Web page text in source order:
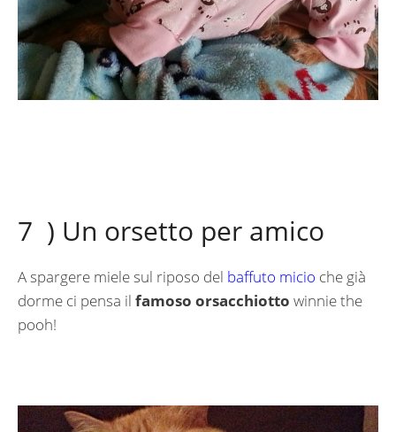
7 ) Un orsetto per amico
A spargere miele sul riposo del baffuto micio che già
dorme ci pensa il famoso orsacchiotto winnie the
pooh!